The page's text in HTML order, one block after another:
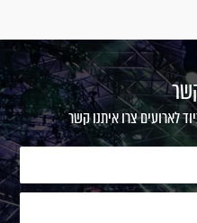
לארועים צרו איתנו קשר